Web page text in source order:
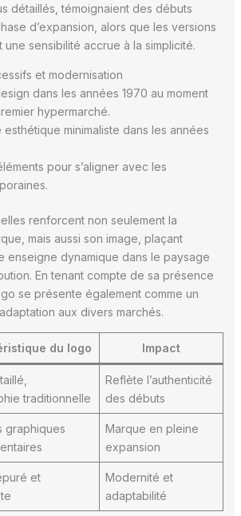
détaillés, témoignaient des débuts
d’expansion, alors que les versions
sensibilité accrue à la simplicité.
et modernisation
dans les années 1970 au moment
hypermarché.
minimaliste dans les années
pour s’aligner avec les
renforcent non seulement la
mais aussi son image, plaçant
enseigne dynamique dans le paysage
En tenant compte de sa présence
se présente également comme un
aux divers marchés.
du logo Impact
traditionnelle
Reflète l’authenticité
des débuts
graphiques
Marque en pleine
expansion
et
Modernité et
adaptabilité